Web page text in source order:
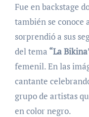
Fue en backstage
también se conoce
sorprendió a sus
del tema “La
femenil. En las
cantante
grupo de artistas
en color negro.